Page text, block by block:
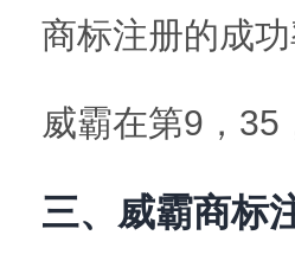
商标注册的成
威霸在第9，35
三、威霸商标